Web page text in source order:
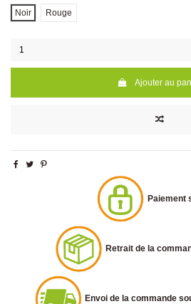
Noir
Rouge
Ajouter au
Paiement
Retrait de la
Envoi de la commande